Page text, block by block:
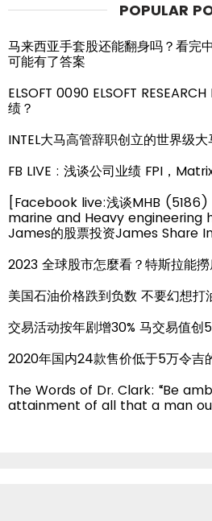
POPULAR
马来西亚手套股还能翻身吗？看完
可能有了答案
ELSOFT 0090 ELSOFT
绩？
INTEL大马高管辞职创立的世界级
FB LIVE : 浅谈公司业绩 FPI，
[Facebook live:浅谈MHB (5186)
marine and Heavy
James的股票投资James Share
2023 全球股市怎麼看？特斯拉能撈
美国石油价格跌到负数 不要幻想打
交易活动按年剧增30% 马交易值创
2020年国内24款售价低于5万令吉
The Words of Dr. Clark: “Be
attainment of all that a man